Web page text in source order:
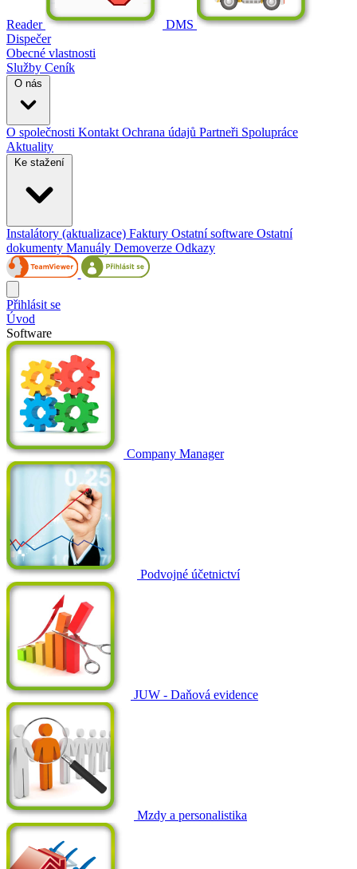
Reader
DMS
Dispečer
Obecné vlastnosti
Služby Ceník
O nás
O společnosti Kontakt Ochrana údajů Partneři Spolupráce
Aktuality
Ke stažení
Instalátory (aktualizace) Faktury Ostatní software Ostatní
dokumenty Manuály Demoverze Odkazy
Přihlásit se
Úvod
Software
Company Manager
Podvojné účetnictví
JUW - Daňová evidence
Mzdy a personalistika